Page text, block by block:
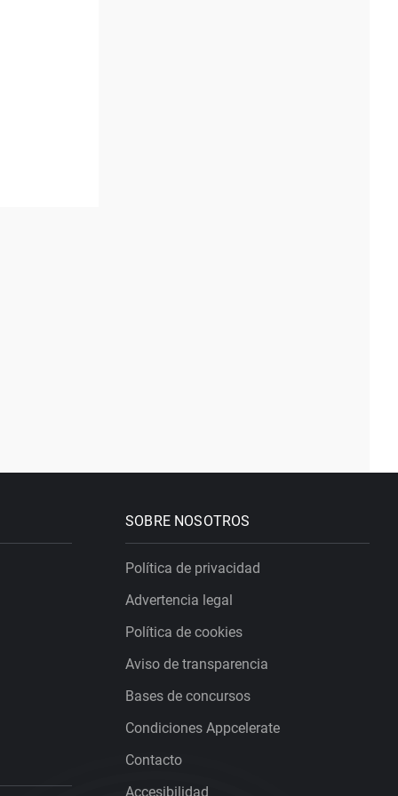
SOBRE NOSOTROS
Política de privacidad
Advertencia legal
Política de cookies
Aviso de transparencia
Bases de concursos
Condiciones Appcelerate
Contacto
Accesibilidad